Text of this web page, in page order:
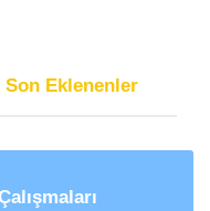
Son Eklenenler